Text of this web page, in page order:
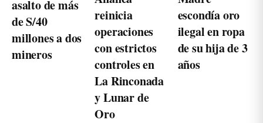
asalto de más
de S/40
millones a dos
mineros
reinicia
operaciones
con estrictos
controles en
La Rinconada
y Lunar de
Oro
escondía oro
ilegal en ropa
de su hija de 3
años